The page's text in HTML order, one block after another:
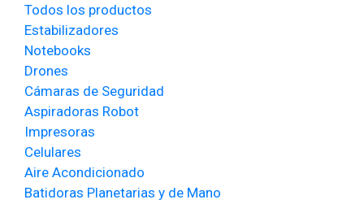
Todos los productos
Estabilizadores
Notebooks
Drones
Cámaras de Seguridad
Aspiradoras Robot
Impresoras
Celulares
Aire Acondicionado
Batidoras Planetarias y de Mano